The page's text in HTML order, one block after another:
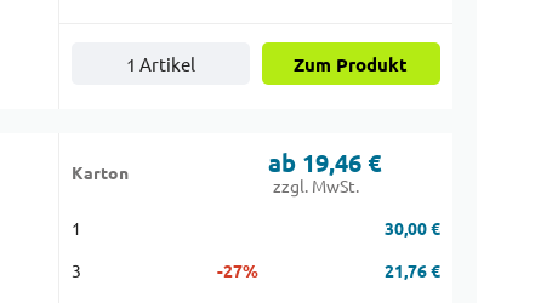
1 Artikel Zum Produkt
Karton ab 19,46 €
zzgl. MwSt.
1 30,00 €
3 -27% 21,76 €